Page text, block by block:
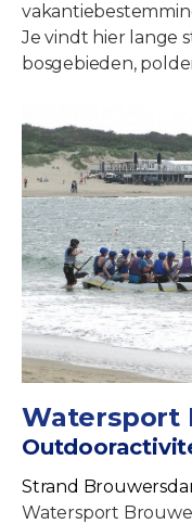
Je vindt hier lange
bosgebieden,
Watersport
Strand
Watersport